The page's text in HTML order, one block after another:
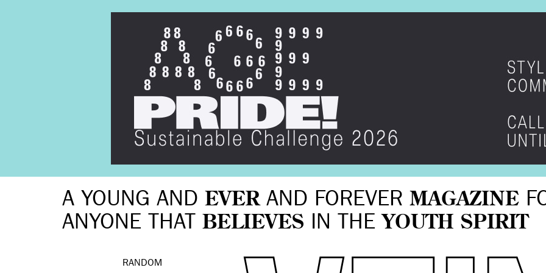
A YOUNG AND EVERAND FOREVER MAGAZINE
ANYONE THAT BELIEVES IN THE YOUTH SPIRIT
RANDOM